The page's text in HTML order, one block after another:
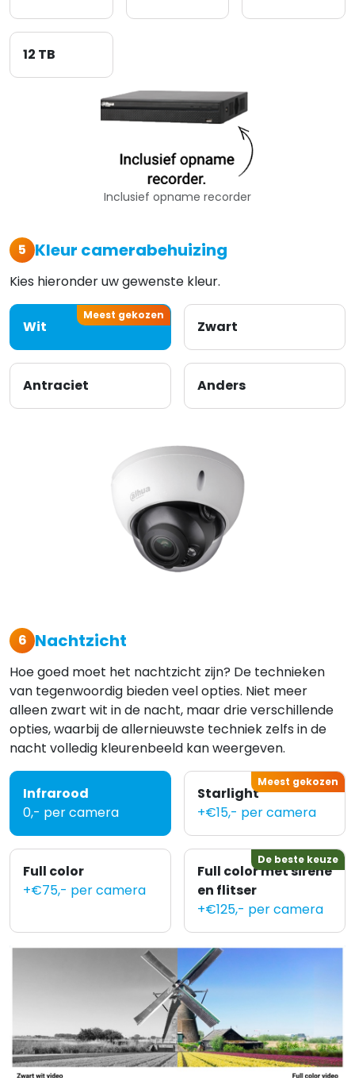
12 TB
Inclusief opname recorder
5 Kleur camerabehuizing
Kies hieronder uw gewenste kleur.
Meest gekozen
Wit Zwart
Antraciet Anders
6 Nachtzicht
Hoe goed moet het nachtzicht zijn? De technieken
van tegenwoordig bieden veel opties. Niet meer
alleen zwart wit in de nacht, maar drie verschillende
opties, waarbij de allernieuwste techniek zelfs in de
nacht volledig kleurenbeeld kan weergeven.
Infrarood
0,- per camera
Meest gekozen
Starlight
+€15,- per camera
Full color
+€75,- per camera
De beste keuze
Full color met sirene
en flitser
+€125,- per camera